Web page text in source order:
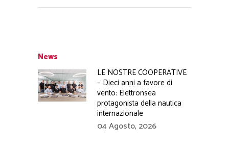
News
LE NOSTRE COOPERATIVE
– Dieci anni a favore di
vento: Elettronsea
protagonista della nautica
internazionale
04 Agosto, 2026